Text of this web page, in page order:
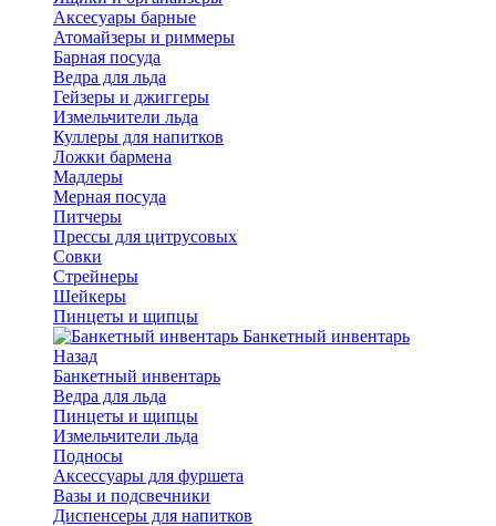
Аксесуары барные
Атомайзеры и риммеры
Барная посуда
Ведра для льда
Гейзеры и джиггеры
Измельчители льда
Куллеры для напитков
Ложки бармена
Мадлеры
Мерная посуда
Питчеры
Прессы для цитрусовых
Совки
Стрейнеры
Шейкеры
Пинцеты и щипцы
Банкетный инвентарь
Назад
Банкетный инвентарь
Ведра для льда
Пинцеты и щипцы
Измельчители льда
Подносы
Аксессуары для фуршета
Вазы и подсвечники
Диспенсеры для напитков